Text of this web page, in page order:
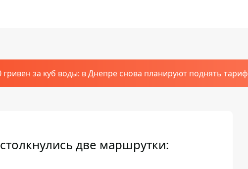
гривен за куб воды: в Днепре снова планируют поднять тариф
две маршрутки: